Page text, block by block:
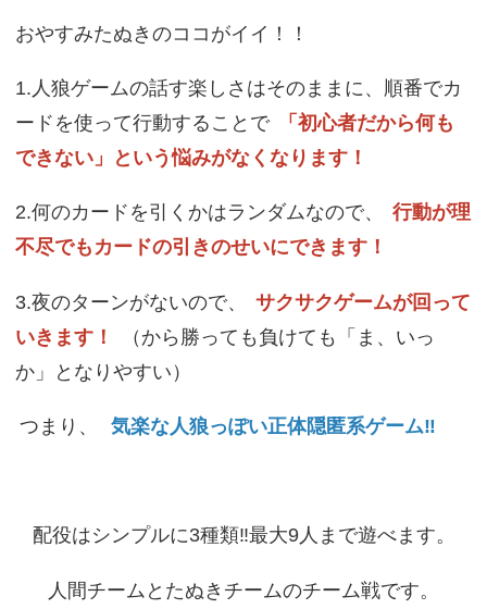
おやすみたぬきのココがイイ！！
1.人狼ゲームの話す楽しさはそのままに、順番でカ
ードを使って行動することで
「初心者だから何も
できない」という悩みがなくなります！
2.何のカードを引くかはランダムなので、
行動が理
不尽でもカードの引きのせいにできます！
3.夜のターンがないので、
サクサクゲームが回って
いきます！
（から勝っても負けても「ま、いっ
か」となりやすい）
つまり、 気楽な人狼っぽい正体隠匿系ゲーム‼
配役はシンプルに3種類‼最大9人まで遊べます。
人間チームとたぬきチームのチーム戦です。